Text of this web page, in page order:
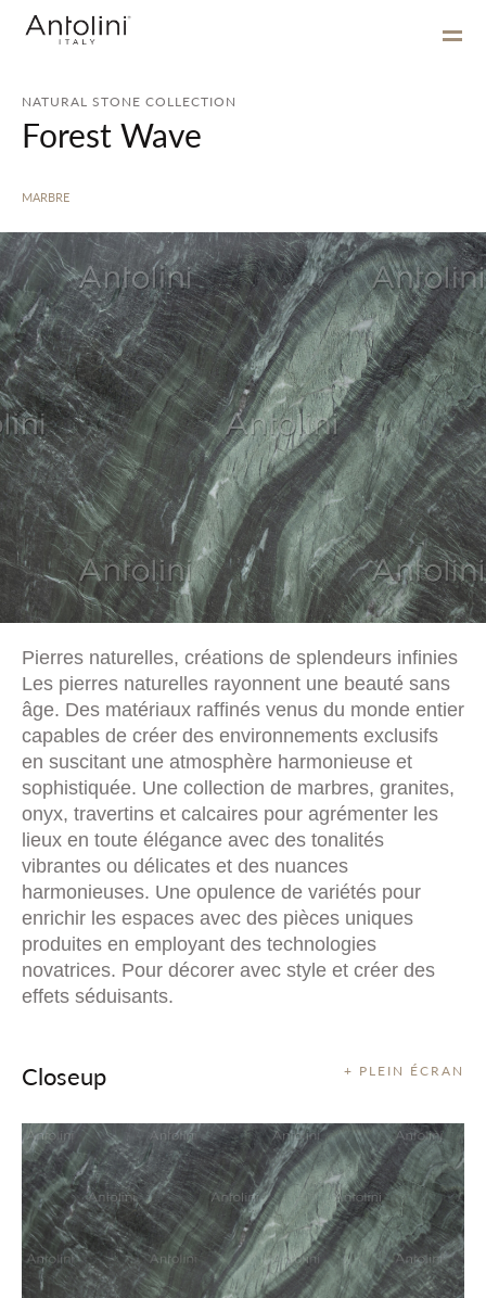
NATURAL STONE COLLECTION
Forest Wave
MARBRE
Pierres naturelles, créations de splendeurs infinies
Les pierres naturelles rayonnent une beauté sans
âge. Des matériaux raffinés venus du monde entier
capables de créer des environnements exclusifs
en suscitant une atmosphère harmonieuse et
sophistiquée. Une collection de marbres, granites,
onyx, travertins et calcaires pour agrémenter les
lieux en toute élégance avec des tonalités
vibrantes ou délicates et des nuances
harmonieuses. Une opulence de variétés pour
enrichir les espaces avec des pièces uniques
produites en employant des technologies
novatrices. Pour décorer avec style et créer des
effets séduisants.
+ PLEIN ÉCRAN
Closeup